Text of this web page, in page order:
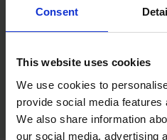
Consent
This website uses cookies
We use cookies to
provide social media
We also share information
our social media, advertising
des individus ou des
Parlons-en